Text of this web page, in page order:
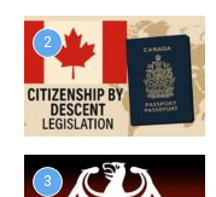
2
3